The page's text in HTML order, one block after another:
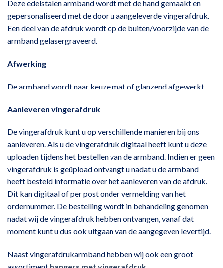
Deze edelstalen armband wordt met de hand gemaakt en
gepersonaliseerd met de door u aangeleverde vingerafdruk.
Een deel van de afdruk wordt op de buiten/voorzijde van de
armband gelasergraveerd.
Afwerking
De armband wordt naar keuze mat of glanzend afgewerkt.
Aanleveren vingerafdruk
De vingerafdruk kunt u op verschillende manieren bij ons
aanleveren. Als u de vingerafdruk digitaal heeft kunt u deze
uploaden tijdens het bestellen van de armband. Indien er geen
vingerafdruk is geüpload ontvangt u nadat u de armband
heeft besteld informatie over het aanleveren van de afdruk.
Dit kan digitaal of per post onder vermelding van het
ordernummer. De bestelling wordt in behandeling genomen
nadat wij de vingerafdruk hebben ontvangen, vanaf dat
moment kunt u dus ook uitgaan van de aangegeven levertijd.
Naast vingerafdrukarmband hebben wij ook een groot